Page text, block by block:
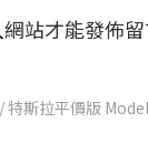
網站才能發佈留